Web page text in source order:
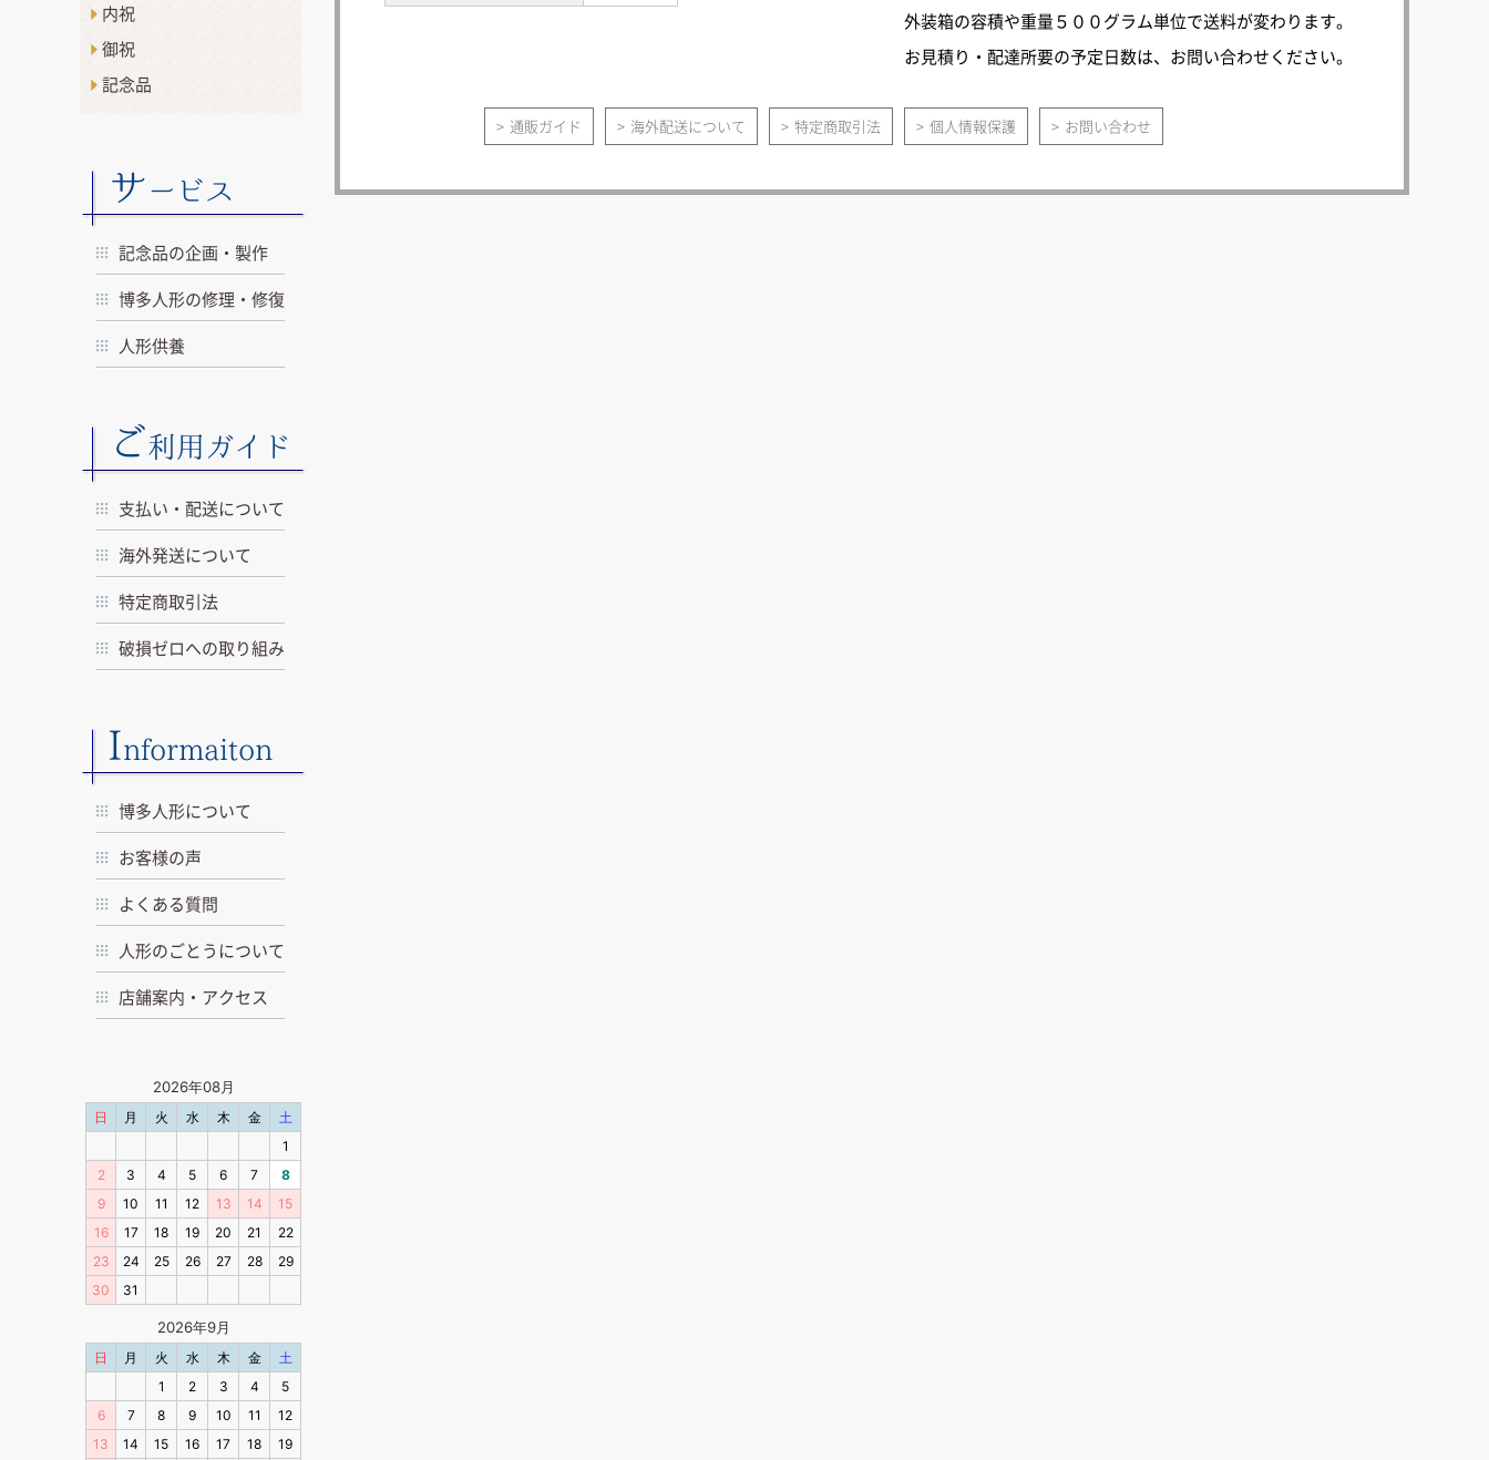
外装箱の容積や重量５００グラム単位で送料が変わります。
お見積り・配達所要の予定日数は、お問い合わせください。
通販ガイド 海外配送について 特定商取引法 個人情報保護 お問い合わせ
内祝
御祝
記念品
サービス
記念品の企画・製作
博多人形の修理・修復
人形供養
ご利用ガイド
支払い・配送について
海外発送について
特定商取引法
破損ゼロへの取り組み
Informaiton
博多人形について
お客様の声
よくある質問
人形のごとうについて
店舗案内・アクセス